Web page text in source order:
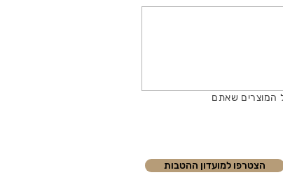
המוצרים שאתם
הצטרפו למועדון ההטבות